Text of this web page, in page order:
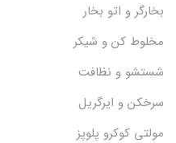
بخارگر و اتو بخار
مخلوط کن و شیکر
شستشو و نظافت
سرخکن و ایرگریل
مولتی کوکرو پلوپز